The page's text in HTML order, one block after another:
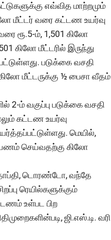
எவ்வித மாற்றமும்
மீட்டர் வரை கட்டண உயர்வு
ரூ.5-ம், 1,501 கிலோ
கிலோ மீட்டரில் இருந்து
படுக்கை வசதி
மீட்டருக்கு ½ பைசா வீதம்
2-ம் வகுப்பு படுக்கை வசதி
கட்டண உயர்வு
மெயில்,
செய்வதற்கு கிலோ
டொரண்டோ, வந்தே
ரெயில்களுக்கும்
உள்பட பிற
ஜி.எஸ்.டி. வரி